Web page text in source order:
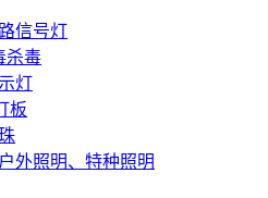
信号灯
杀毒
灯
板
外照明、特种照明